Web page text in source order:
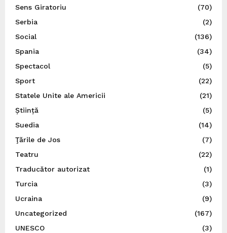
Sens Giratoriu
(70)
Serbia
(2)
Social
(136)
Spania
(34)
Spectacol
(5)
Sport
(22)
Statele Unite ale Americii
(21)
Știință
(5)
Suedia
(14)
Ţările de Jos
(7)
Teatru
(22)
Traducător autorizat
(1)
Turcia
(3)
Ucraina
(9)
Uncategorized
(167)
UNESCO
(3)